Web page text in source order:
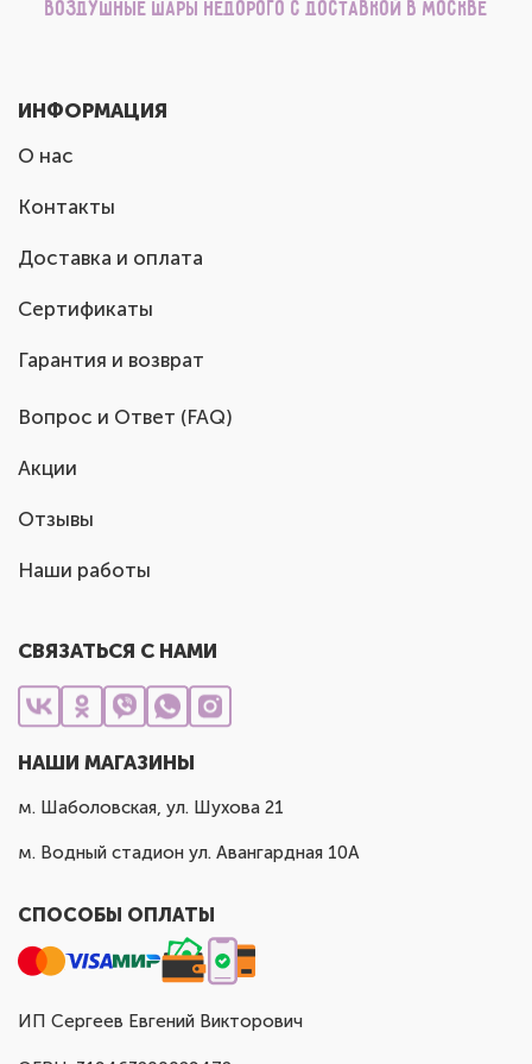
Воздушные шары недорого с доставкой в Москве
ИНФОРМАЦИЯ
О нас
Контакты
Доставка и оплата
Сертификаты
Гарантия и возврат
Вопрос и Ответ (FAQ)
Акции
Отзывы
Наши работы
СВЯЗАТЬСЯ С НАМИ
НАШИ МАГАЗИНЫ
м. Шаболовская, ул. Шухова 21
м. Водный стадион ул. Авангардная 10А
СПОСОБЫ ОПЛАТЫ
ИП Сергеев Евгений Викторович